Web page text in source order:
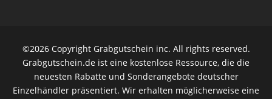
©2026 Copyright Grabgutschein inc. All rights reserved.
Grabgutschein.de ist eine kostenlose Ressource, die die
neuesten Rabatte und Sonderangebote deutscher
Einzelhändler präsentiert. Wir erhalten möglicherweise eine